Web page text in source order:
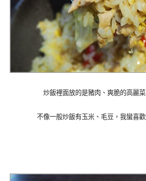
炒飯裡面放的是豬肉、爽脆的高麗菜
不像一般炒飯有玉米、毛豆，我蠻喜歡